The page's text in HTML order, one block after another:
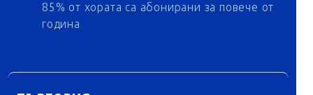
85% от хората са абонирани за повече от
година